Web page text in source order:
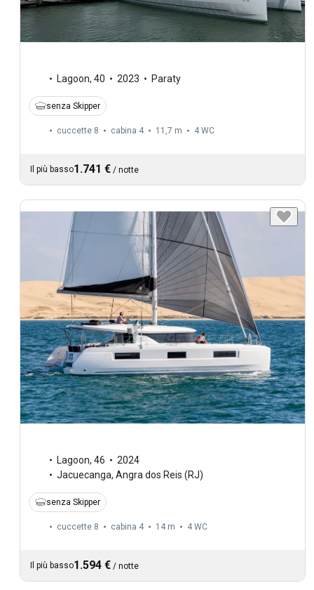
Lagoon, 40 2023 Paraty
senza Skipper
cuccette 8 cabina 4 11,7 m 4 WC
Il più basso1.741 € / notte
Lagoon, 46
2024
Jacuecanga, Angra dos Reis (RJ)
senza Skipper
cuccette 8 cabina 4 14 m 4 WC
Il più basso1.594 € / notte